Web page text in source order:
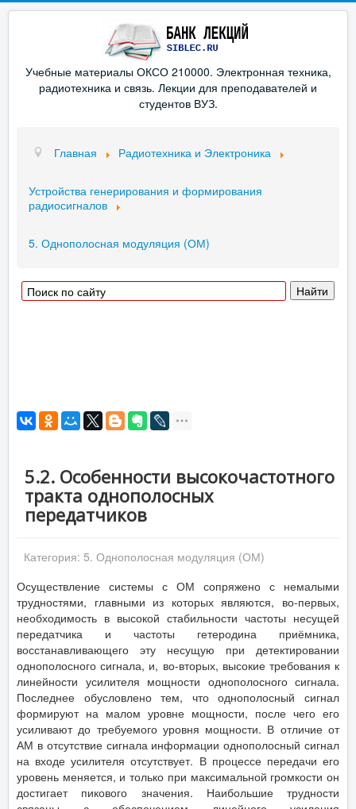
Учебные материалы ОКСО 210000. Электронная техника,
радиотехника и связь. Лекции для преподавателей и
студентов ВУЗ.
Главная Радиотехника и Электроника
Устройства генерирования и формирования
радиосигналов
5. Однополосная модуляция (ОМ)
5.2. Особенности высокочастотного
тракта однополосных
передатчиков
Категория: 5. Однополосная модуляция (ОМ)
Осуществление системы с ОМ сопряжено с немалыми
трудностями, главными из которых являются, во-первых,
необходимость в высокой стабильности частоты несущей
передатчика и частоты гетеродина приёмника,
восстанавливающего эту несущую при детектировании
однополосного сигнала, и, во-вторых, высокие требования к
линейности усилителя мощности однополосного сигнала.
Последнее обусловлено тем, что однополосный сигнал
формируют на малом уровне мощности, после чего его
усиливают до требуемого уровня мощности. В отличие от
АМ в отсутствие сигнала информации однополосный сигнал
на входе усилителя отсутствует. В процессе передачи его
уровень меняется, и только при максимальной громкости он
достигает пикового значения. Наибольшие трудности